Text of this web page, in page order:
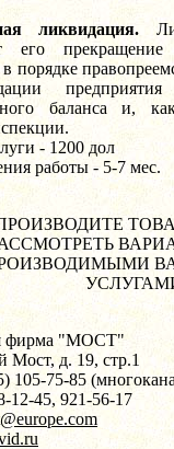
ликвидация.
его
в порядке
баланса и,
- 1200 дол
работы - 5-7 мес.
фирма "МОСТ"
Мост, д. 19, стр.1
105-75-85
12-45, 921-56-17